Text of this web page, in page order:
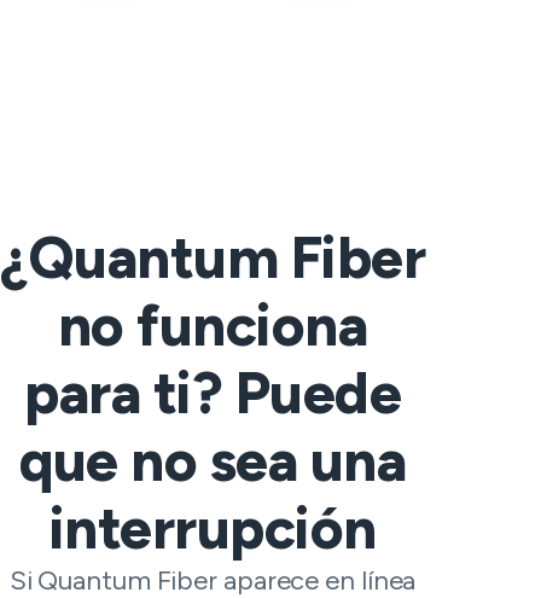
¿Quantum Fiber
no funciona
para ti? Puede
que no sea una
interrupción
Si Quantum Fiber aparece en línea